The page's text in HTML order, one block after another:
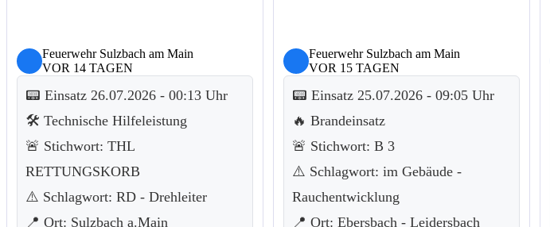
Feuerwehr Sulzbach am Main
VOR 14 TAGEN
📟 Einsatz 26.07.2026 - 00:13 Uhr
🛠️ Technische Hilfeleistung
🚨 Stichwort: THL
RETTUNGSKORB
⚠️ Schlagwort: RD - Drehleiter
📍 Ort: Sulzbach a.Main
Feuerwehr Sulzbach am Main
VOR 15 TAGEN
📟 Einsatz 25.07.2026 - 09:05 Uhr
🔥 Brandeinsatz
🚨 Stichwort: B 3
⚠️ Schlagwort: im Gebäude -
Rauchentwicklung
📍 Ort: Ebersbach - Leidersbach